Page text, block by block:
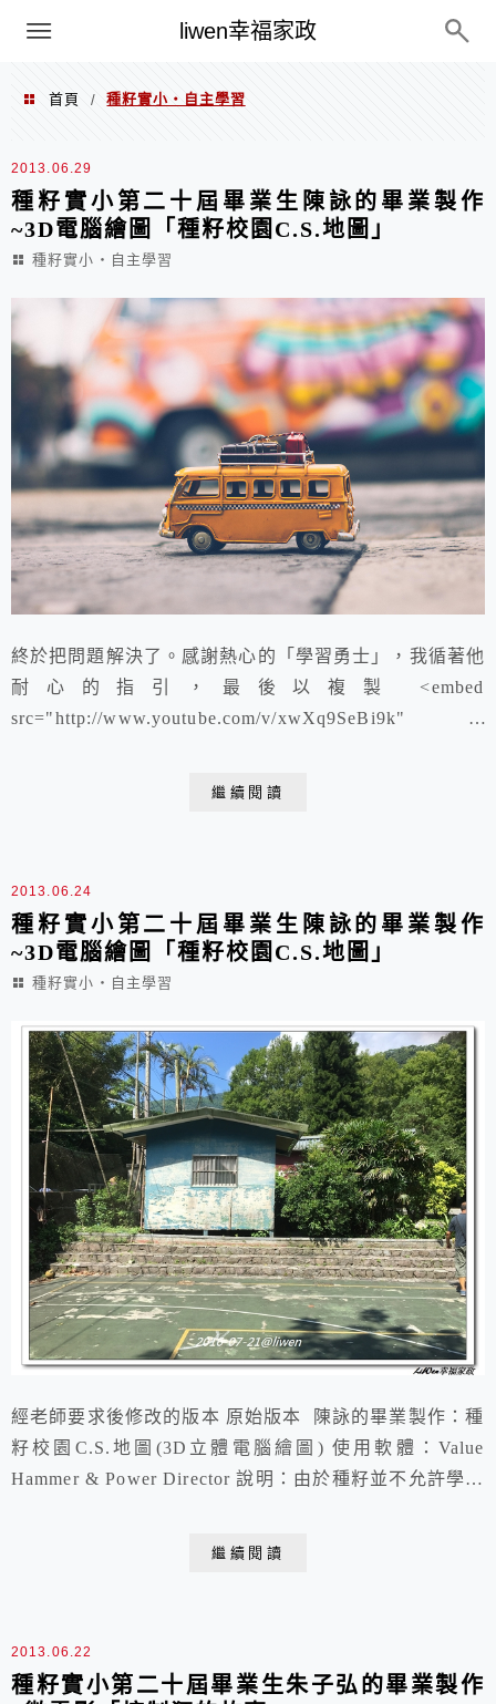
liwen幸福家政
menu
首頁 / 種籽實小‧自主學習
種籽實小‧自主學習
2013.06.29
種籽實小第二十屆畢業生陳詠的畢業製作
~3D電腦繪圖「種籽校園C.S.地圖」
種籽實小‧自主學習
終於把問題解決了。感謝熱心的「學習勇士」，我循著他
耐心的指引，最後以複製 <embed
src="http://www.youtube.com/v/xwXq9SeBi9k"
繼續閱讀
2013.06.24
種籽實小第二十屆畢業生陳詠的畢業製作
~3D電腦繪圖「種籽校園C.S.地圖」
種籽實小‧自主學習
經老師要求後修改的版本 原始版本 陳詠的畢業製作：種
籽校園C.S.地圖(3D立體電腦繪圖) 使用軟體：Value
Hammer & Power Director 說明：由於種籽並不允許學生
繼續閱讀
2013.06.22
種籽實小第二十屆畢業生朱子弘的畢業製作